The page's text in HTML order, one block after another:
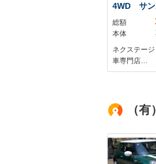
4WD サ
ルーフレ
11.6型ナ
カメラ
アリング
シートヒ
ト＆フォ
総額
本体
ネクステー
車専門店…
（